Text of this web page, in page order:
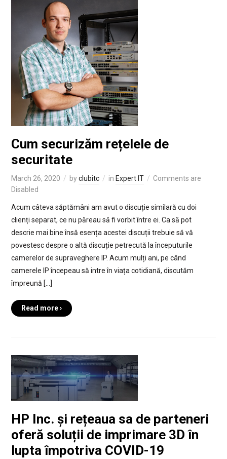
Cum securizăm rețelele de
securitate
March 26, 2020 byclubitc in Expert IT
Comments are
Disabled
Acum câteva săptămâni am avut o discuție similară cu doi
clienți separat, ce nu păreau să fi vorbit între ei. Ca să pot
descrie mai bine însă esența acestei discuții trebuie să vă
povestesc despre o altă discuție petrecută la începuturile
camerelor de supraveghere IP. Acum mulți ani, pe când
camerele IP începeau să intre în viața cotidiană, discutăm
împreună […]
Read more ›
HP Inc. și rețeaua sa de parteneri
oferă soluții de imprimare 3D în
lupta împotriva COVID-19